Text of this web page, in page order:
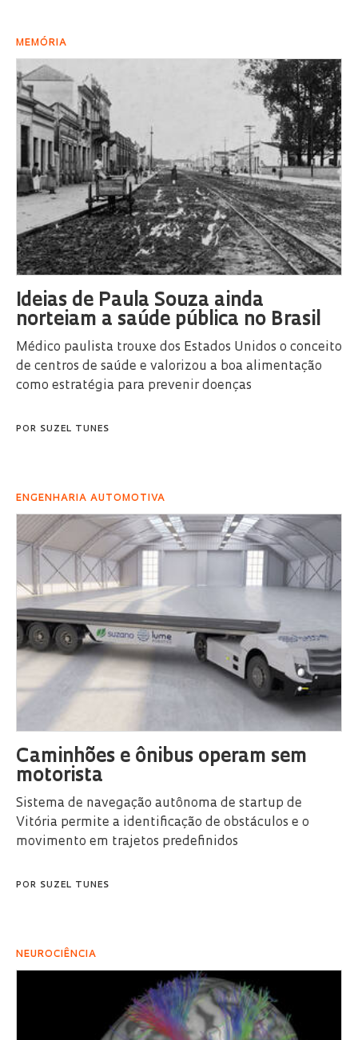
MEMÓRIA
Ideias de Paula Souza ainda
norteiam a saúde pública no Brasil
Médico paulista trouxe dos Estados Unidos o conceito
de centros de saúde e valorizou a boa alimentação
como estratégia para prevenir doenças
POR SUZEL TUNES
ENGENHARIA AUTOMOTIVA
Caminhões e ônibus operam sem
motorista
Sistema de navegação autônoma de startup de
Vitória permite a identificação de obstáculos e o
movimento em trajetos predefinidos
POR SUZEL TUNES
NEUROCIÊNCIA